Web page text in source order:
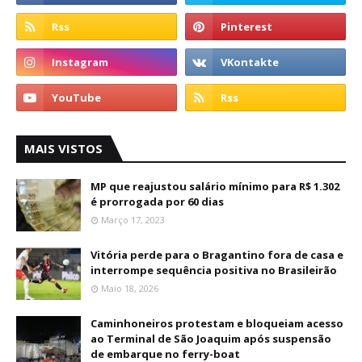
MAIS VISTOS
MP que reajustou salário mínimo para R$ 1.302
é prorrogada por 60 dias
Março 17, 2023
Vitória perde para o Bragantino fora de casa e
interrompe sequência positiva no Brasileirão
Maio 18, 2026
Caminhoneiros protestam e bloqueiam acesso
ao Terminal de São Joaquim após suspensão
de embarque no ferry-boat